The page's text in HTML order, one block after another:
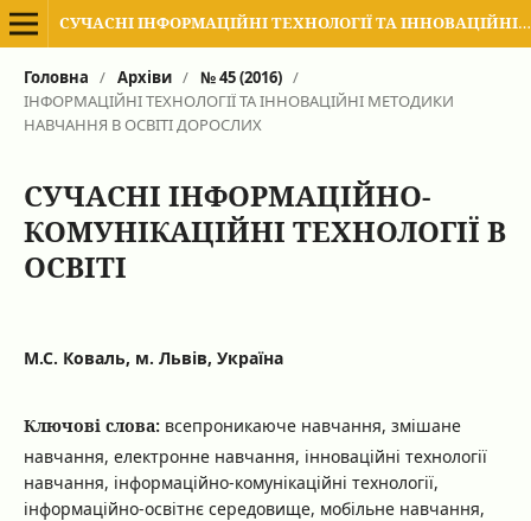
СУЧАСНІ ІНФОРМАЦІЙНІ ТЕХНОЛОГІЇ ТА ІННОВАЦІЙНІ МЕТОДИКИ НАВЧАННЯ В ПІДГОТОВЦІ ФАХІВЦІВ: МЕТОДОЛОГІЯ, ТЕОРІЯ, ДОСВІД, ПРОБЛЕМИ
Головна / Архіви / № 45 (2016) /
ІНФОРМАЦІЙНІ ТЕХНОЛОГІЇ ТА ІННОВАЦІЙНІ МЕТОДИКИ
НАВЧАННЯ В ОСВІТІ ДОРОСЛИХ
СУЧАСНІ ІНФОРМАЦІЙНО-
КОМУНІКАЦІЙНІ ТЕХНОЛОГІЇ В
ОСВІТІ
М.С. Коваль, м. Львів, Україна
Ключові слова: всепроникаюче навчання, змішане
навчання, електронне навчання, інноваційні технології
навчання, інформаційно-комунікаційні технології,
інформаційно-освітнє середовище, мобільне навчання,